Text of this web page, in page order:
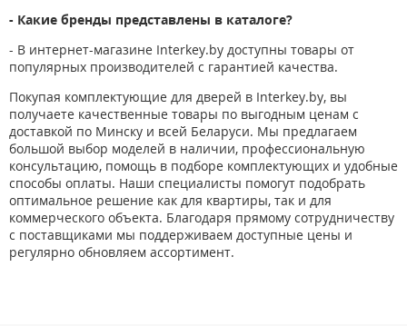
- Какие бренды представлены в каталоге?
- В интернет-магазине Interkey.by доступны товары от
популярных производителей с гарантией качества.
Покупая комплектующие для дверей в Interkey.by, вы
получаете качественные товары по выгодным ценам с
доставкой по Минску и всей Беларуси. Мы предлагаем
большой выбор моделей в наличии, профессиональную
консультацию, помощь в подборе комплектующих и удобные
способы оплаты. Наши специалисты помогут подобрать
оптимальное решение как для квартиры, так и для
коммерческого объекта. Благодаря прямому сотрудничеству
с поставщиками мы поддерживаем доступные цены и
регулярно обновляем ассортимент.